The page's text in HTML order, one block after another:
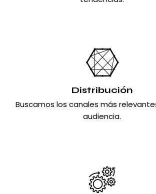
Distribución
Buscamos los canales más
audiencia.